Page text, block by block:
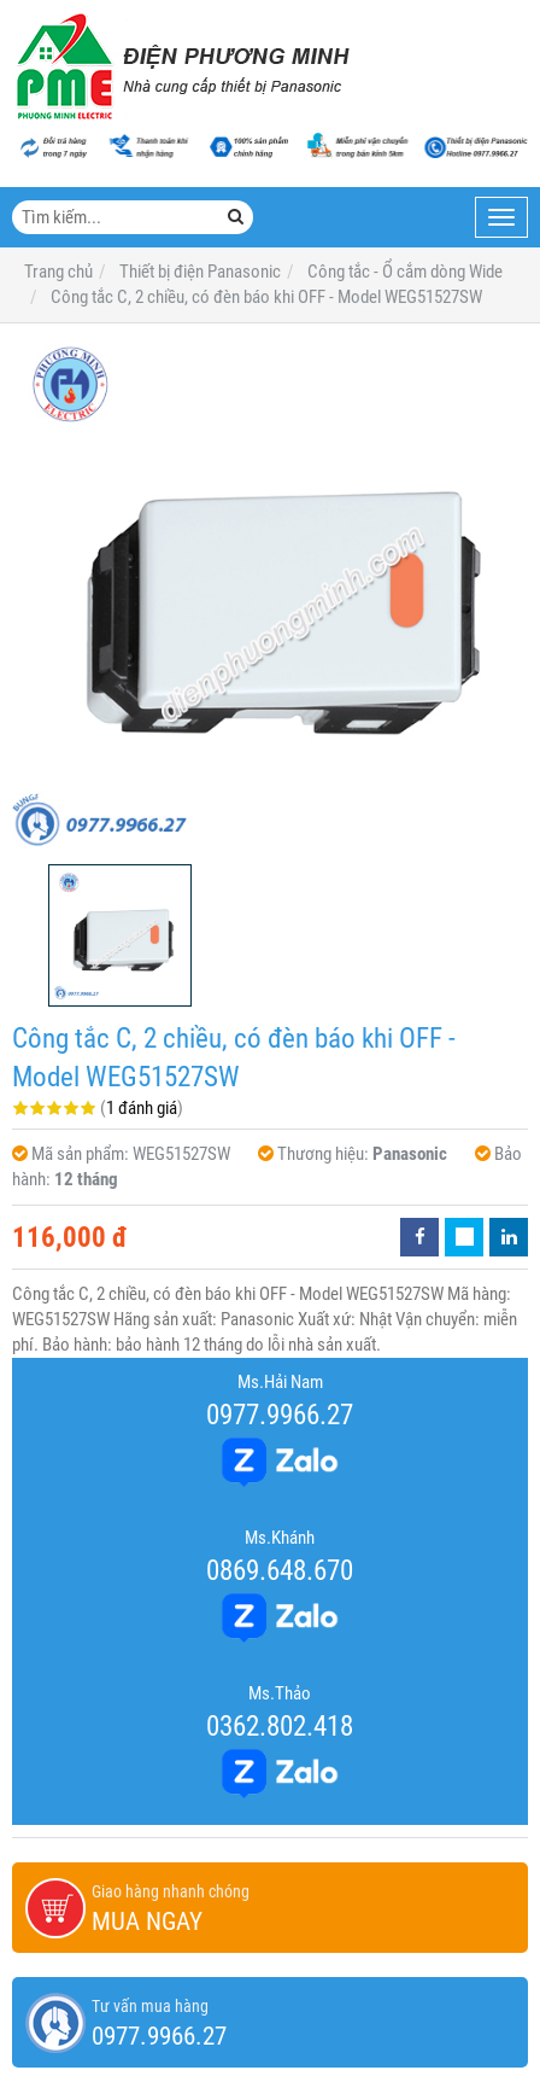
Trang chủ
Thiết bị điện Panasonic
Công tắc - Ổ cắm dòng Wide
Công tắc C, 2 chiều, có đèn báo khi OFF - Model WEG51527SW
Công tắc C, 2 chiều, có đèn báo khi OFF -
Model WEG51527SW
(1 đánh giá)
Mã sản phẩm: WEG51527SW Thương hiệu: Panasonic
Bảo
hành: 12 tháng
116,000 đ
Công tắc C, 2 chiều, có đèn báo khi OFF - Model WEG51527SW Mã hàng:
WEG51527SW Hãng sản xuất: Panasonic Xuất xứ: Nhật Vận chuyển: miễn
phí. Bảo hành: bảo hành 12 tháng do lỗi nhà sản xuất.
Ms.Hải Nam
0977.9966.27
Ms.Khánh
0869.648.670
Ms.Thảo
0362.802.418
Giao hàng nhanh chóng
MUA NGAY
Tư vấn mua hàng
0977.9966.27